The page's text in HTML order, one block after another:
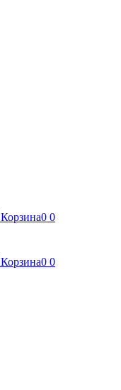
Корзина0 0
Корзина0 0